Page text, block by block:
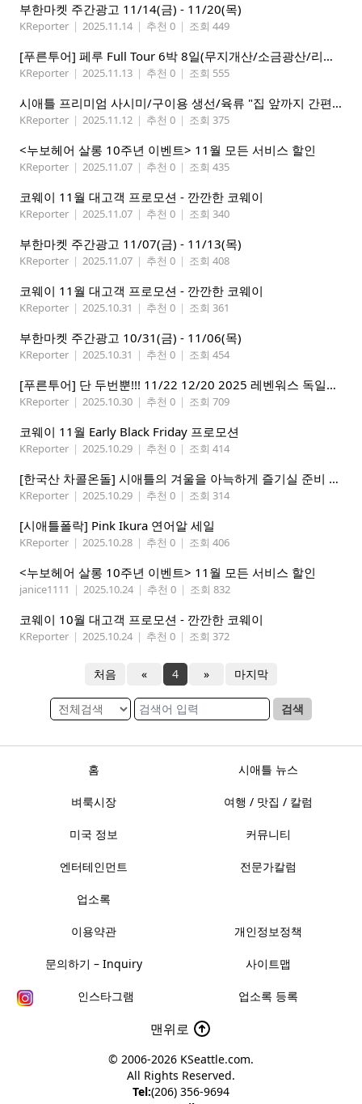
부한마켓 주간광고 11/14(금) - 11/20(목)
KReporter | 2025.11.14 | 추천 0 | 조회 449
[푸른투어] 페루 Full Tour 6박 8일(무지개산/소금광산/리마 시티 포함)
KReporter | 2025.11.13 | 추천 0 | 조회 555
시애틀 프리미엄 사시미/구이용 생선/육류 "집 앞까지 간편하게" – 영오션샵닷컴
KReporter | 2025.11.12 | 추천 0 | 조회 375
<누보헤어 살롱 10주년 이벤트> 11월 모든 서비스 할인
KReporter | 2025.11.07 | 추천 0 | 조회 435
코웨이 11월 대고객 프로모션 - 깐깐한 코웨이
KReporter | 2025.11.07 | 추천 0 | 조회 340
부한마켓 주간광고 11/07(금) - 11/13(목)
KReporter | 2025.11.07 | 추천 0 | 조회 408
코웨이 11월 대고객 프로모션 - 깐깐한 코웨이
KReporter | 2025.10.31 | 추천 0 | 조회 361
부한마켓 주간광고 10/31(금) - 11/06(목)
KReporter | 2025.10.31 | 추천 0 | 조회 454
[푸른투어] 단 두번뿐!!! 11/22 12/20 2025 레벤워스 독일마을 1+1스페셜 투어-단$200!
KReporter | 2025.10.30 | 추천 0 | 조회 709
코웨이 11월 Early Black Friday 프로모션
KReporter | 2025.10.29 | 추천 0 | 조회 414
[한국산 차콜온돌] 시애틀의 겨울을 아늑하게 즐기실 준비 되셨나요?
KReporter | 2025.10.29 | 추천 0 | 조회 314
[시애틀폴락] Pink Ikura 연어알 세일
KReporter | 2025.10.28 | 추천 0 | 조회 406
<누보헤어 살롱 10주년 이벤트> 11월 모든 서비스 할인
janice1111 | 2025.10.24 | 추천 0 | 조회 832
코웨이 10월 대고객 프로모션 - 깐깐한 코웨이
KReporter | 2025.10.24 | 추천 0 | 조회 372
처음 « 4 » 마지막
검색
홈 시애틀 뉴스
벼룩시장 여행 / 맛집 / 칼럼
미국 정보 커뮤니티
엔터테인먼트 전문가칼럼
업소록
이용약관 개인정보정책
문의하기 – Inquiry 사이트맵
인스타그램 업소록 등록
맨위로
© 2006-2026 KSeattle.com.
All Rights Reserved.
Tel:(206) 356-9694